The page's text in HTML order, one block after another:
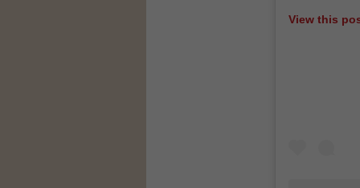
View this